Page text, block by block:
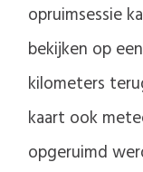
opruimsessie
bekijken op
kilometers
kaart ook
opgeruimd